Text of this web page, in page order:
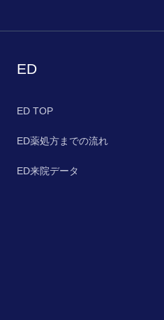
ED
ED TOP
ED薬処方までの流れ
ED来院データ